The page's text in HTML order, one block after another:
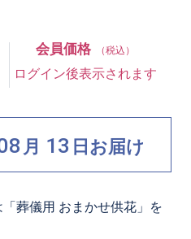
会員価格 （税込）
ログイン後表示されます
月 13 日お届け
葬儀用 おまかせ供花」を